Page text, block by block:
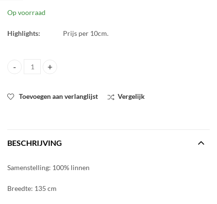
Op voorraad
Highlights: Prijs per 10cm.
Linnen limoen groen quantity
Toevoegen aan verlanglijst Vergelijk
BESCHRIJVING
Samenstelling: 100% linnen
Breedte: 135 cm